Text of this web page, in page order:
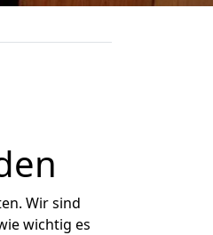
Wir sind
wichtig es